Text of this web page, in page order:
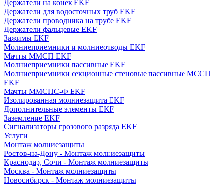
Держатели на конек EKF
Держатели для водосточных труб EKF
Держатели проводника на трубе EKF
Держатели фальцевые EKF
Зажимы EKF
Молниеприемники и молниеотводы EKF
Мачты ММСП EKF
Молниеприемники пассивные EKF
Молниеприемники секционные стеновые пассивные МССП
EKF
Мачты ММСПС-Ф EKF
Изолированная молниезащита EKF
Дополнительные элементы EKF
Заземление EKF
Сигнализаторы грозового разряда EKF
Услуги
Монтаж молниезащиты
Ростов-на-Дону - Монтаж молниезащиты
Краснодар, Сочи - Монтаж молниезащиты
Москва - Монтаж молниезащиты
Новосибирск - Монтаж молниезащиты